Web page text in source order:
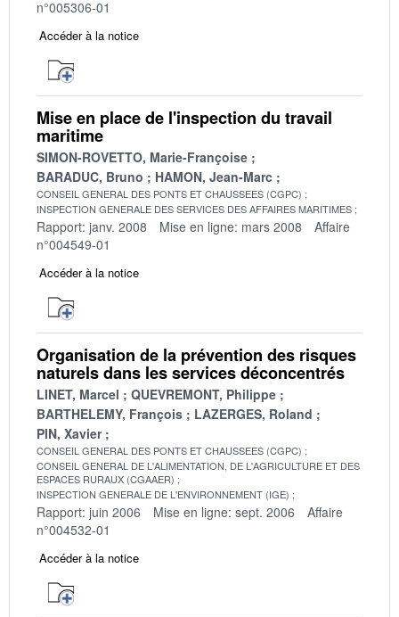
n°005306-01
Accéder à la notice
Mise en place de l'inspection du travail
maritime
SIMON-ROVETTO, Marie-Françoise
BARADUC, Bruno
HAMON, Jean-Marc
CONSEIL GENERAL DES PONTS ET CHAUSSEES (CGPC)
INSPECTION GENERALE DES SERVICES DES AFFAIRES MARITIMES
Rapport: janv. 2008 Mise en ligne: mars 2008
Affaire
n°004549-01
Accéder à la notice
Organisation de la prévention des risques
naturels dans les services déconcentrés
LINET, Marcel
QUEVREMONT, Philippe
BARTHELEMY, François
LAZERGES, Roland
PIN, Xavier
CONSEIL GENERAL DES PONTS ET CHAUSSEES (CGPC)
CONSEIL GENERAL DE L'ALIMENTATION, DE L'AGRICULTURE ET DES
ESPACES RURAUX (CGAAER)
INSPECTION GENERALE DE L'ENVIRONNEMENT (IGE)
Rapport: juin 2006 Mise en ligne: sept. 2006
Affaire
n°004532-01
Accéder à la notice